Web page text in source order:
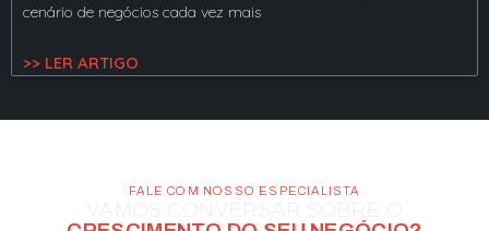
cenário de negócios cada vez mais
>> LER ARTIGO
FALE COM NOSSO ESPECIALISTA